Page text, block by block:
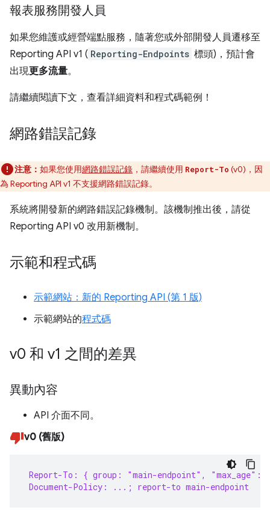
報表服務開發人員
如果您維護或經營端點服務，隨著您或外部開發人員遷移至
Reporting API v1 ( Reporting-Endpoints 標頭)，預計會
出現更多流量。
請繼續閱讀下文，查看詳細資料和程式碼範例！
網路錯誤記錄
注意： 如果您使用網路錯誤記錄 ，請繼續使用 Report-To (v0)，因
為 Reporting API v1 不支援網路錯誤記錄。
系統將開發新的網路錯誤記錄機制。該機制推出後，請從
Reporting API v0 改用新機制。
示範和程式碼
示範網站：新的 Reporting API (第 1 版)
示範網站的程式碼
v0 和 v1 之間的差異
異動內容
API 介面不同。
v0 (舊版)
Report-To: { group: "main-endpoint",
Document-Policy: ...; report-to main-endpoint